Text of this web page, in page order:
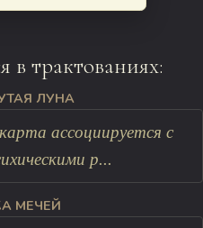
в трактованиях:
ЛУНА
ассоциируется с
р...
МЕЧЕЙ